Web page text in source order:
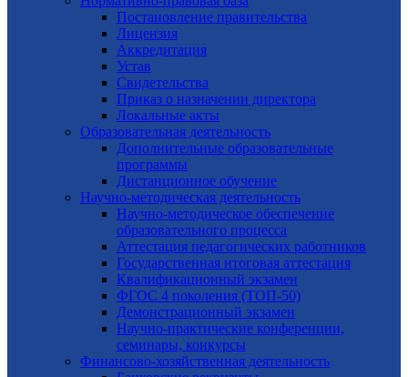
Постановление правительства
Лицензия
Аккредитация
Устав
Свидетельства
Приказ о назначении директора
Локальные акты
Образовательная деятельность
Дополнительные образовательные
программы
Дистанционное обучение
Научно-методическая деятельность
Научно-методическое обеспечение
образовательного процесса
Аттестация педагогических работников
Государственная итоговая аттестация
Квалификационный экзамен
ФГОС 4 поколения (ТОП-50)
Демонстрационный экзамен
Научно-практические конференции,
семинары, конкурсы
Финансово-хозяйственная деятельность